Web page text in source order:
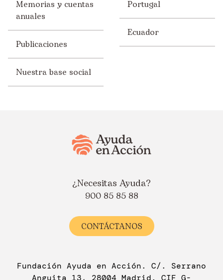
Memorias y cuentas
anuales
Publicaciones
Nuestra base social
Portugal
Ecuador
¿Necesitas Ayuda?
900 85 85 88
CONTÁCTANOS
Fundación Ayuda en Acción. C/. Serrano